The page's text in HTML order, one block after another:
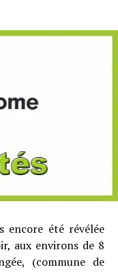
encore été révélée
aux environs de 8
(commune de